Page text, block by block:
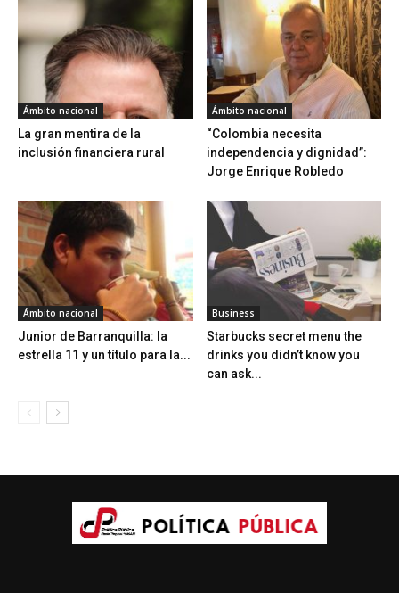
Ámbito nacional
La gran mentira de la
inclusión financiera rural
Ámbito nacional
“Colombia necesita
independencia y dignidad”:
Jorge Enrique Robledo
Ámbito nacional
Junior de Barranquilla: la
estrella 11 y un título para la...
Business
Starbucks secret menu the
drinks you didn’t know you
can ask...